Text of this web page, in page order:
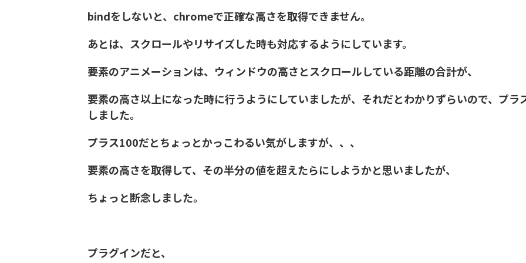
bindをしないと、chromeで正確な高さを取得できません。
あとは、スクロールやリサイズした時も対応するようにしています。
要素のアニメーションは、ウィンドウの高さとスクロールしている距離の合計が、
要素の高さ以上になった時に行うようにしていましたが、それだとわかりずらいので、プラ
しました。
プラス100だとちょっとかっこわるい気がしますが、、、
要素の高さを取得して、その半分の値を超えたらにしようかと思いましたが、
ちょっと断念しました。
プラグインだと、